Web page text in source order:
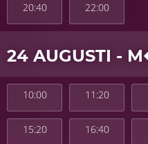
20:40 22:00
24 AUGUSTI -
10:00 11:20
15:20 16:40